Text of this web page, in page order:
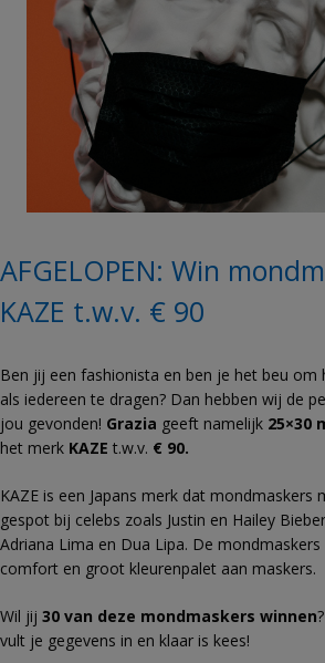
AFGELOPEN: Win
KAZE t.w.v. € 90
Ben jij een fashionista en ben je het beu
als iedereen te dragen? Dan hebben wij de
jou gevonden! Grazia geeft namelijk 25×30
het merk KAZE t.w.v. € 90.
KAZE is een Japans merk dat mondmaskers
gespot bij celebs zoals Justin en Hailey
Adriana Lima en Dua Lipa. De
comfort en groot kleurenpalet aan maskers.
Wil jij 30 van deze mondmaskers winnen
vult je gegevens in en klaar is kees!